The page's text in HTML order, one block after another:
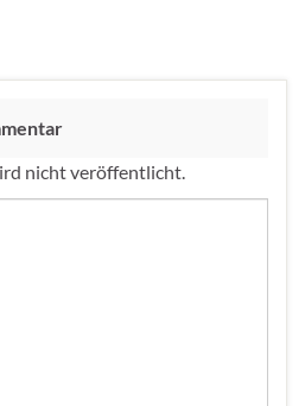
nicht veröffentlicht.